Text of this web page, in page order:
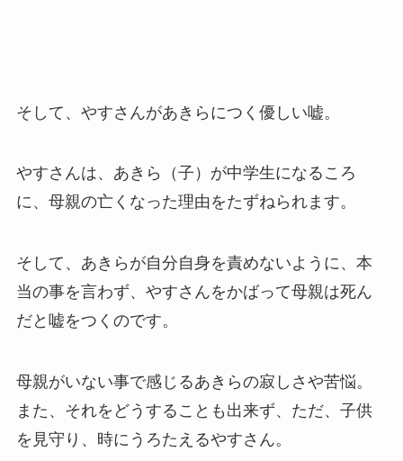
そして、やすさんがあきらにつく優しい嘘。
やすさんは、あきら（子）が中学生になるころ
に、母親の亡くなった理由をたずねられます。
そして、あきらが自分自身を責めないように、本
当の事を言わず、やすさんをかばって母親は死ん
だと嘘をつくのです。
母親がいない事で感じるあきらの寂しさや苦悩。
また、それをどうすることも出来ず、ただ、子供
を見守り、時にうろたえるやすさん。